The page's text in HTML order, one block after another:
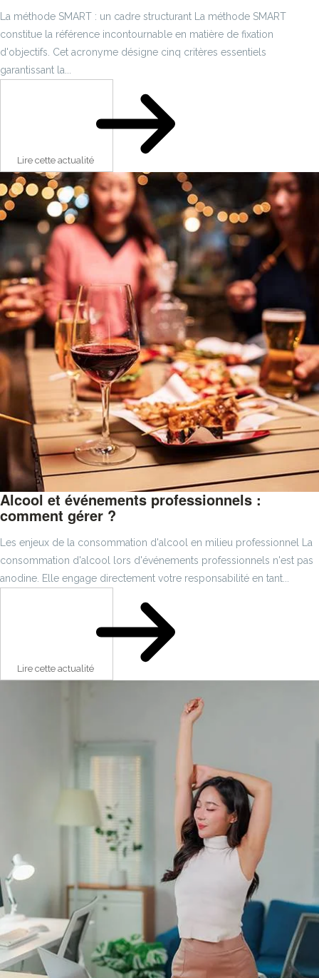
La méthode SMART : un cadre structurant La méthode SMART
constitue la référence incontournable en matière de fixation
d'objectifs. Cet acronyme désigne cinq critères essentiels
garantissant la...
Lire cette actualité
Alcool et événements professionnels :
comment gérer ?
Les enjeux de la consommation d'alcool en milieu professionnel La
consommation d'alcool lors d'événements professionnels n'est pas
anodine. Elle engage directement votre responsabilité en tant...
Lire cette actualité